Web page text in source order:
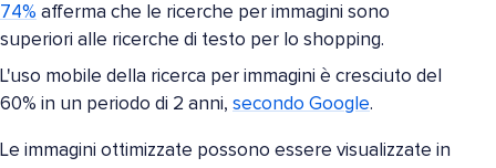
74% afferma che le ricerche per immagini sono
superiori alle ricerche di testo per lo shopping.
L'uso mobile della ricerca per immagini è cresciuto del
60% in un periodo di 2 anni, secondo Google.
Le immagini ottimizzate possono essere visualizzate in